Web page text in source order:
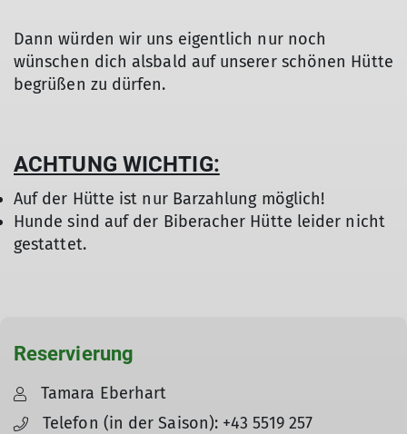
Dann würden wir uns eigentlich nur noch
wünschen dich alsbald auf unserer schönen Hütte
begrüßen zu dürfen.
ACHTUNG WICHTIG:
Auf der Hütte ist nur Barzahlung möglich!
Hunde sind auf der Biberacher Hütte leider nicht
gestattet.
Reservierung
Tamara Eberhart
Telefon (in der Saison): +43 5519 257